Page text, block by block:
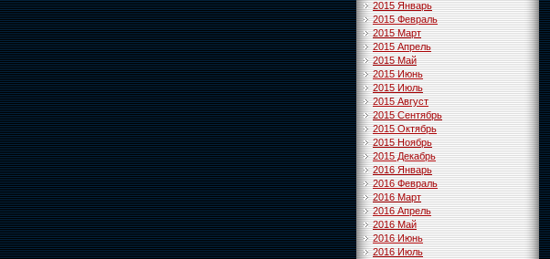
2015 Январь
2015 Февраль
2015 Март
2015 Апрель
2015 Май
2015 Июнь
2015 Июль
2015 Август
2015 Сентябрь
2015 Октябрь
2015 Ноябрь
2015 Декабрь
2016 Январь
2016 Февраль
2016 Март
2016 Апрель
2016 Май
2016 Июнь
2016 Июль